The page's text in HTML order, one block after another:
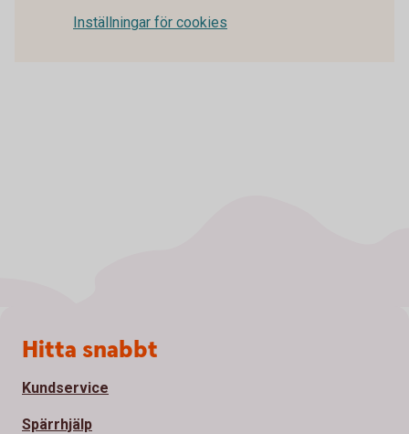
Inställningar för cookies
Sidfot
Hitta snabbt
Kundservice
Spärrhjälp